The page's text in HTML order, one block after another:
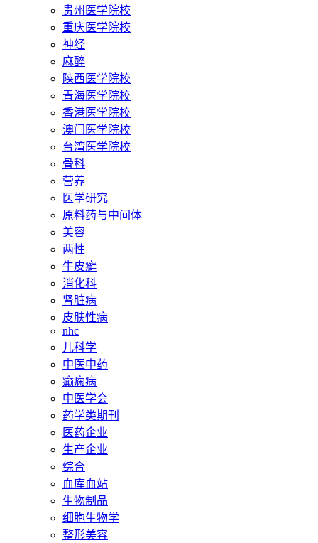
贵州医学院校
重庆医学院校
神经
麻醉
陕西医学院校
青海医学院校
香港医学院校
澳门医学院校
台湾医学院校
骨科
营养
医学研究
原料药与中间体
美容
两性
牛皮癣
消化科
肾脏病
皮肤性病
nhc
儿科学
中医中药
癫痫病
中医学会
药学类期刊
医药企业
生产企业
综合
血库血站
生物制品
细胞生物学
整形美容